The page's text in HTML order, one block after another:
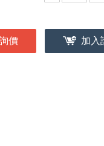
價 加入